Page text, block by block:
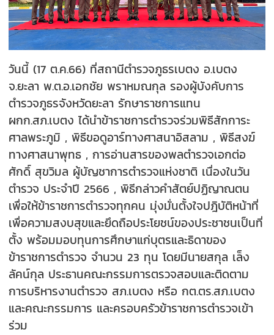
วันนี้ (17 ต.ค.66) ที่สถานีตำรวจภูธรเบตง อ.เบตง
จ.ยะลา พ.ต.อ.เอกชัย พราหมณกุล รองผู้บังคับการ
ตำรวจภูธรจังหวัดยะลา รักษาราชการแทน
ผกก.สภ.เบตง ได้นำข้าราชการตำรวจร่วมพิธีสักการะ
ศาลพระภูมิ , พิธีขอดูอาร์ทางศาสนาอิสลาม , พิธีสงฆ์
ทางศาสนาพุทธ , การอ่านสารของพลตำรวจเอกต่อ
ศักดิ์ สุขวิมล ผู้บัญชาการตำรวจแห่งชาติ เนื่องในวัน
ตำรวจ ประจำปี 2566 , พิธีกล่าวคำสัตย์ปฏิญาณตน
เพื่อให้ข้าราชการตำรวจทุกคน มุ่งมั่นตั้งใจปฎิบัติหน้าที่
เพื่อความสงบสุขและยึดถือประโยชน์ของประชาชนเป็นที่
ตั้ง พร้อมมอบทุนการศึกษาแก่บุตรและธิดาของ
ข้าราชการตำรวจ จำนวน 23 ทุน โดยมีนายสกุล เล็ง
ลัคน์กุล ประธานคณะกรรมการตรวจสอบและติดตาม
การบริหารงานตำรวจ สภ.เบตง หรือ กต.ตร.สภ.เบตง
และคณะกรรมการ และครอบครัวข้าราชการตำรวจเข้า
ร่วม